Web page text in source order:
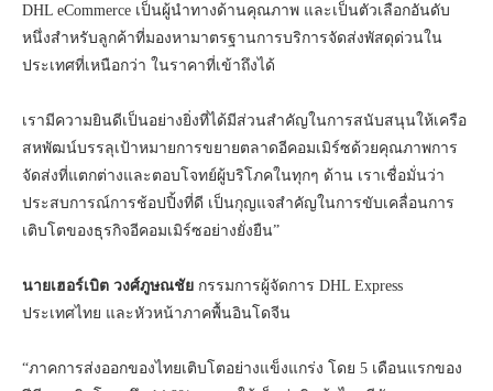
DHL eCommerce เป็นผู้นำทางด้านคุณภาพ และเป็นตัวเลือกอันดับ
หนึ่งสำหรับลูกค้าที่มองหามาตรฐานการบริการจัดส่งพัสดุด่วนใน
ประเทศที่เหนือกว่า ในราคาที่เข้าถึงได้
เรามีความยินดีเป็นอย่างยิ่งที่ได้มีส่วนสำคัญในการสนับสนุนให้เครือ
สหพัฒน์บรรลุเป้าหมายการขยายตลาดอีคอมเมิร์ซด้วยคุณภาพการ
จัดส่งที่แตกต่างและตอบโจทย์ผู้บริโภคในทุกๆ ด้าน เราเชื่อมั่นว่า
ประสบการณ์การช้อปปิ้งที่ดี เป็นกุญแจสำคัญในการขับเคลื่อนการ
เติบโตของธุรกิจอีคอมเมิร์ซอย่างยั่งยืน”
นายเฮอร์เบิต วงศ์ภูษณชัย กรรมการผู้จัดการ DHL Express
ประเทศไทย และหัวหน้าภาคพื้นอินโดจีน
“ภาคการส่งออกของไทยเติบโตอย่างแข็งแกร่ง โดย 5 เดือนแรกของ